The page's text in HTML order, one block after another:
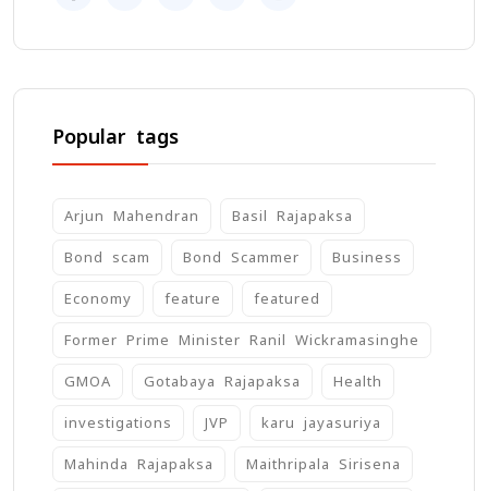
Popular tags
Arjun Mahendran Basil Rajapaksa
Bond scam Bond Scammer Business
Economy feature featured
Former Prime Minister Ranil Wickramasinghe
GMOA Gotabaya Rajapaksa Health
investigations JVP karu jayasuriya
Mahinda Rajapaksa Maithripala Sirisena